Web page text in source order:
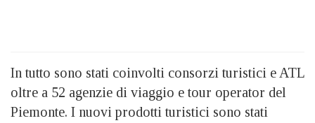
In tutto sono stati coinvolti consorzi turistici e ATL
oltre a 52 agenzie di viaggio e tour operator del
Piemonte. I nuovi prodotti turistici sono stati